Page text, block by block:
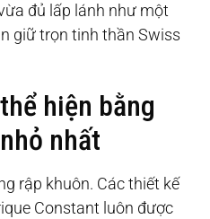
đủ lấp lánh như một
giữ trọn tinh thần Swiss
hiện bằng
nhất
rập khuôn. Các thiết kế
Constant luôn được